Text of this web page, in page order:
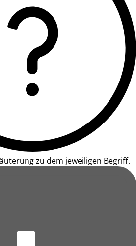
zu dem jeweiligen Begriff.